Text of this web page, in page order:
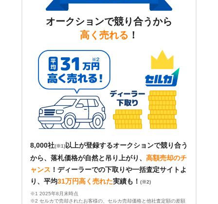
オークションで競り合うから
高く売れる ！
8,000社(※1) 以上が登録するオークションで競り合う
から、落札価格が自然と吊り上がり、 高額売却のチ
ャンス ！ ディーラーでの下取りや一括査定サイトよ
り、平均31万円高く売れた実績も！ (※2)
※1 2025年8月末時点
※2 セルカで売却されたお客様の、セルカ売却価格と他社査定額の差額